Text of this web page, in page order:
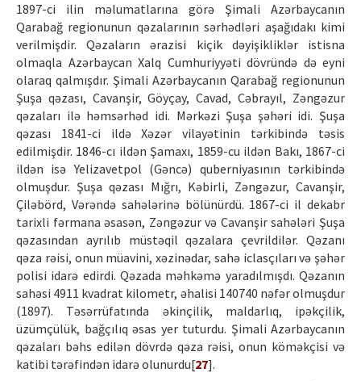
1897-ci ilin məlumatlarına görə Şimali Azərbaycanın
Qarabağ regionunun qəzalarının sərhədləri aşağıdakı kimi
verilmişdir. Qəzaların ərazisi kiçik dəyişikliklər istisna
olmaqla Azərbaycan Xalq Cumhuriyyəti dövründə də eyni
olaraq qalmışdır. Şimali Azərbaycanın Qarabağ regionunun
Şuşa qəzası, Cavanşir, Göyçay, Cavad, Cəbrayıl, Zəngəzur
qəzaları ilə həmsərhəd idi. Mərkəzi Şuşa şəhəri idi. Şuşa
qəzası 1841-ci ildə Xəzər vilayətinin tərkibində təsis
edilmişdir. 1846-cı ildən Şamaxı, 1859-cu ildən Bakı, 1867-ci
ildən isə Yelizavetpol (Gəncə) quberniyasının tərkibində
olmuşdur. Şuşa qəzası Mığrı, Kəbirli, Zəngəzur, Cavanşir,
Çiləbörd, Vərəndə sahələrinə bölünürdü. 1867-ci il dekabr
tarixli fərmana əsasən, Zəngəzur və Cavanşir sahələri Şuşa
qəzasından ayrılıb müstəqil qəzalara çevrildilər. Qəzanı
qəza rəisi, onun müavini, xəzinədar, sahə iclasçıları və şəhər
polisi idarə edirdi. Qəzada məhkəmə yaradılmışdı. Qəzanın
sahəsi 4911 kvadrat kilometr, əhalisi 140740 nəfər olmuşdur
(1897). Təsərrüfatında əkinçilik, maldarlıq, ipəkçilik,
üzümçülük, bağçılıq əsas yer tuturdu. Şimali Azərbaycanın
qəzaları bəhs edilən dövrdə qəza rəisi, onun köməkçisi və
katibi tərəfindən idarə olunurdu[27].